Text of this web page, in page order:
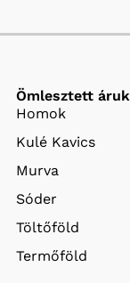
Ömlesztett áruk
Homok
Kulé Kavics
Murva
Sóder
Töltőföld
Termőföld